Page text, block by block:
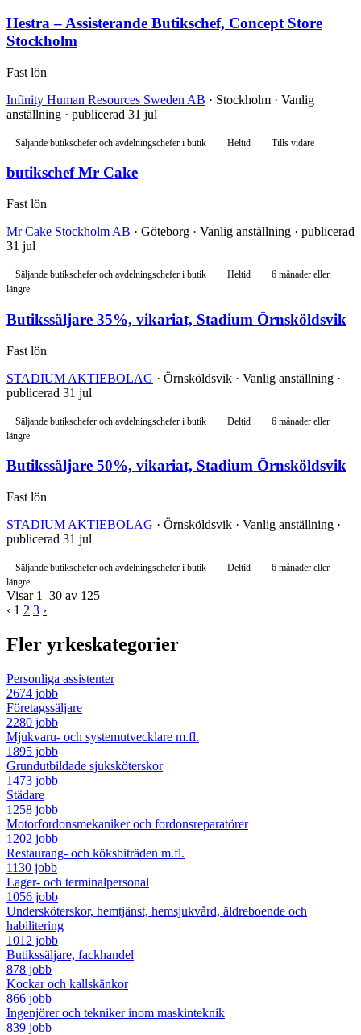
Hestra – Assisterande Butikschef, Concept Store
Stockholm
Fast lön
Infinity Human Resources Sweden AB · Stockholm · Vanlig
anställning · publicerad 31 jul
Säljande butikschefer och avdelningschefer i butik Heltid Tills vidare
butikschef Mr Cake
Fast lön
Mr Cake Stockholm AB · Göteborg · Vanlig anställning · publicerad
31 jul
Säljande butikschefer och avdelningschefer i butik Heltid
6 månader eller
längre
Butikssäljare 35%, vikariat, Stadium Örnsköldsvik
Fast lön
STADIUM AKTIEBOLAG · Örnsköldsvik · Vanlig anställning ·
publicerad 31 jul
Säljande butikschefer och avdelningschefer i butik Deltid
6 månader eller
längre
Butikssäljare 50%, vikariat, Stadium Örnsköldsvik
Fast lön
STADIUM AKTIEBOLAG · Örnsköldsvik · Vanlig anställning ·
publicerad 31 jul
Säljande butikschefer och avdelningschefer i butik Deltid
6 månader eller
längre
Visar 1–30 av 125
‹ 1 2 3 ›
Fler yrkeskategorier
Personliga assistenter
2674 jobb
Företagssäljare
2280 jobb
Mjukvaru- och systemutvecklare m.fl.
1895 jobb
Grundutbildade sjuksköterskor
1473 jobb
Städare
1258 jobb
Motorfordonsmekaniker och fordonsreparatörer
1202 jobb
Restaurang- och köksbiträden m.fl.
1130 jobb
Lager- och terminalpersonal
1056 jobb
Undersköterskor, hemtjänst, hemsjukvård, äldreboende och
habilitering
1012 jobb
Butikssäljare, fackhandel
878 jobb
Kockar och kallskänkor
866 jobb
Ingenjörer och tekniker inom maskinteknik
839 jobb